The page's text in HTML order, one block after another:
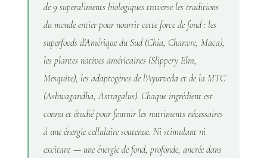
de 9 superaliments biologiques traverse les traditions
du monde entier pour nourrir cette force de fond : les
superfoods d'Amérique du Sud (Chia, Chanvre, Maca),
les plantes natives américaines (Slippery Elm,
Mesquite), les adaptogènes de l'Ayurveda et de la MTC
(Ashwagandha, Astragalus). Chaque ingrédient est
connu et étudié pour fournir les nutriments nécessaires
à une énergie cellulaire soutenue. Ni stimulant ni
excitant — une énergie de fond, profonde, ancrée dans